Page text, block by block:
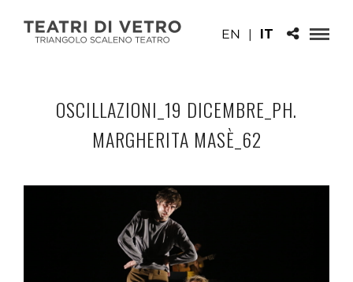
EN | IT
OSCILLAZIONI_19 DICEMBRE_PH.
MARGHERITA MASÈ_62